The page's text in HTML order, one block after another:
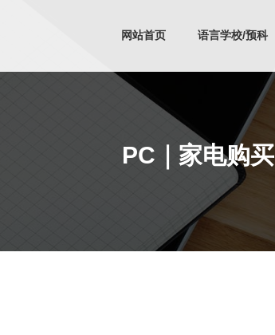
网站首页 语言学校/预科
PC｜家电购买